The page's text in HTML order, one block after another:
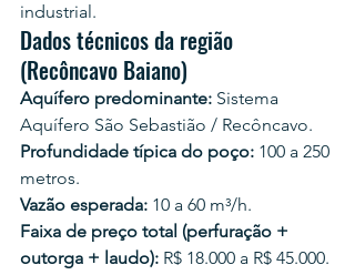
industrial.
Dados técnicos da região
(Recôncavo Baiano)
Aquífero predominante: Sistema
Aquífero São Sebastião / Recôncavo.
Profundidade típica do poço: 100 a 250
metros.
Vazão esperada: 10 a 60 m³/h.
Faixa de preço total (perfuração +
outorga + laudo): R$ 18.000 a R$ 45.000.